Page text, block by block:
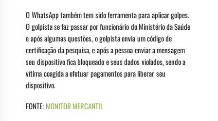
O WhatsApp também tem sido ferramenta para aplicar golpes.
O golpista se faz passar por funcionário do Ministério da Saúde
e após algumas questões, o golpista envia um código de
certificação da pesquisa, e após a pessoa enviar a mensagem
seu dispositivo fica bloqueado e seus dados violados, sendo a
vítima coagida a efetuar pagamentos para liberar seu
dispositivo.
FONTE: MONITOR MERCANTIL